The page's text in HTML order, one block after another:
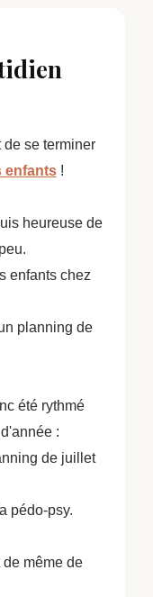
de se terminer
enfants!
heureuse de
enfants chez
planning de
été rythmé
:
de juillet
pédo-psy.
de même de